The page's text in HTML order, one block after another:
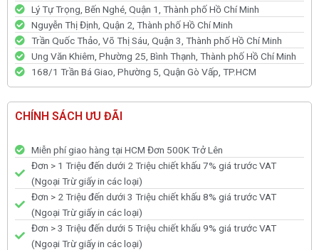
Lý Tự Trọng, Bến Nghé, Quận 1, Thành phố Hồ Chí Minh
Nguyễn Thị Định, Quận 2, Thành phố Hồ Chí Minh
Trần Quốc Thảo, Võ Thị Sáu, Quận 3, Thành phố Hồ Chí Minh
Ung Văn Khiêm, Phường 25, Bình Thạnh, Thành phố Hồ Chí Minh
168/1 Trần Bá Giao, Phường 5, Quận Gò Vấp, TP.HCM
CHÍNH SÁCH ƯU ĐÃI
Miễn phí giao hàng tại HCM Đơn 500K Trở Lên
Đơn > 1 Triệu đến dưới 2 Triệu chiết khấu 7% giá trước VAT
(Ngoại Trừ giấy in các loại)
Đơn > 2 Triệu đến dưới 3 Triệu chiết khấu 8% giá trước VAT
(Ngoại Trừ giấy in các loại)
Đơn > 3 Triệu đến dưới 5 Triệu chiết khấu 9% giá trước VAT
(Ngoại Trừ giấy in các loại)